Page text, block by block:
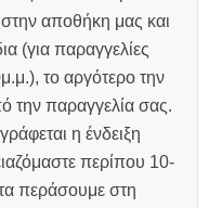
αποθήκη μας και
(για παραγγελίες
το αργότερο την
την παραγγελία σας.
η ένδειξη
περίπου 10-
περάσουμε στη